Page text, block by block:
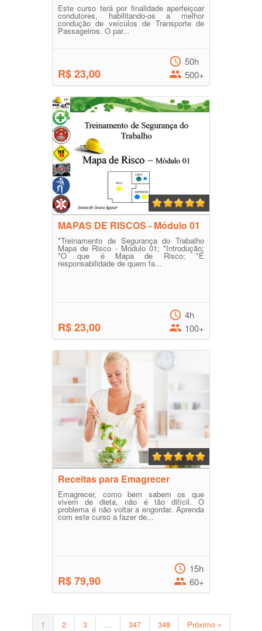
Este curso terá por finalidade aperfeiçoar
condutores, habilitando-os a melhor
condução de veículos de Transporte de
Passageiros. O par...
R$ 23,00
50h
500+
MAPAS DE RISCOS - Módulo 01
*Treinamento de Segurança do Trabalho
Mapa de Risco - Módulo 01; *Introdução;
*O que é Mapa de Risco; *É
responsabilidade de quem fa...
R$ 23,00
4h
100+
Receitas para Emagrecer
Emagrecer, como bem sabem os que
vivem de dieta, não é tão difícil. O
problema é não voltar a engordar. Aprenda
com este curso a fazer de...
R$ 79,90
15h
60+
1 2 3 … 347 348 Próximo »